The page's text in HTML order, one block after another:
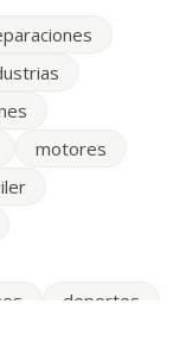
motores
deportes